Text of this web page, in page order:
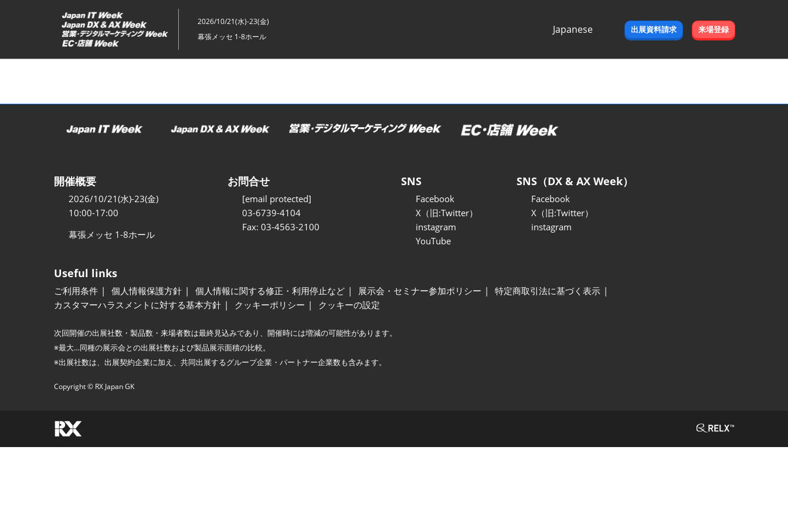
ッ
2026/10/21(水)-23(金)
幕張メッセ 1-8ホール
Japanese
出展資料請求 来場登録
開催概要
2026/10/21(水)-23(金)
10:00-17:00
幕張メッセ 1-8ホール
お問合せ
[email protected]
03-6739-4104
Fax: 03-4563-2100
SNS
Facebook
X（旧:Twitter）
instagram
YouTube
SNS（DX & AX Week）
Facebook
X（旧:Twitter）
instagram
Useful links
ご利用条件 個人情報保護方針 個人情報に関する修正・利用停止など 展示会・セミナー参加ポリシー
特定商取引法に基づく表示
カスタマーハラスメントに対する基本方針
クッキーポリシー クッキーの設定
次回開催の出展社数・製品数・来場者数は最終見込みであり、開催時には増減の可能性があります。
※最大…同種の展示会との出展社数および製品展示面積の比較。
※出展社数は、出展契約企業に加え、共同出展するグループ企業・パートナー企業数も含みます。
Copyright © RX Japan GK